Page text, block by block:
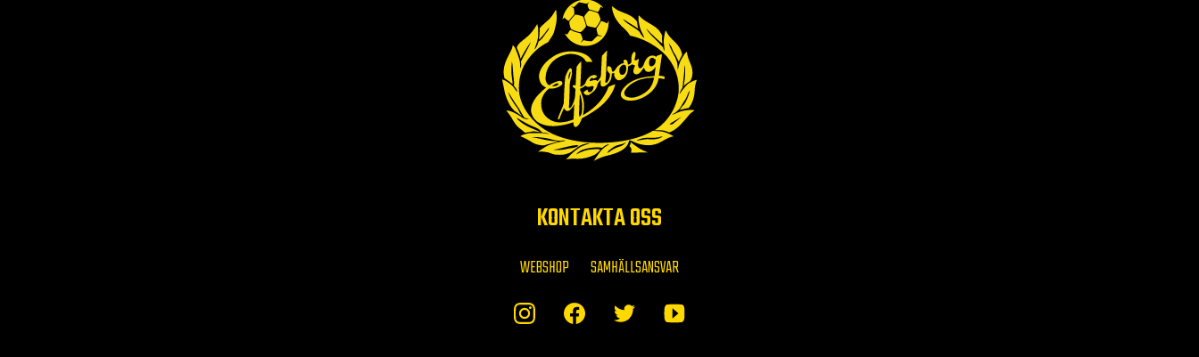
KONTAKTA OSS
WEBSHOP SAMHÄLLSANSVAR